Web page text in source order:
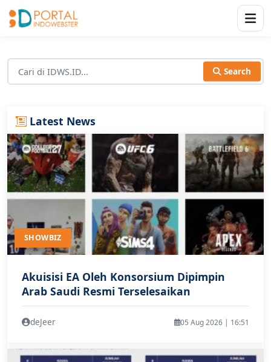
Search
Latest News
SHOWBIZ
Akuisisi EA Oleh Konsorsium Dipimpin
Arab Saudi Resmi Terselesaikan
deJeer 05 Aug 2026 | 16:51